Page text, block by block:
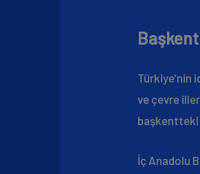
Başkent
Türkiye’nin
ve çevre
başkentteki
İç Anadolu